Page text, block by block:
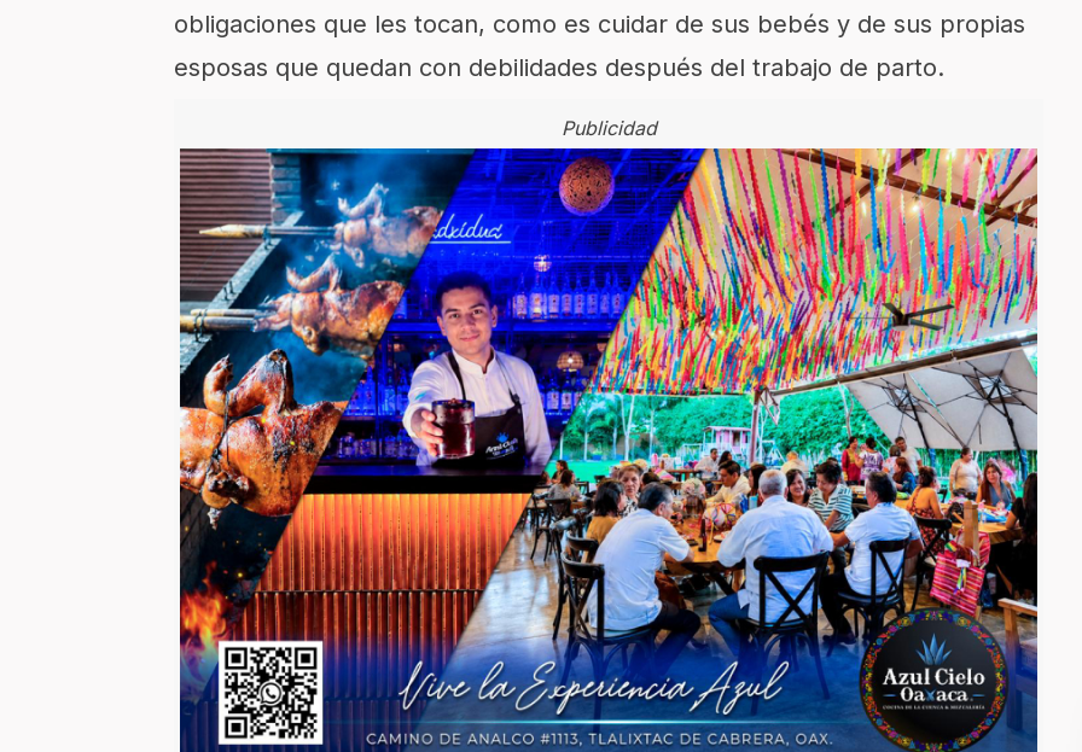
obligaciones que les tocan, como es cuidar de sus bebés y de sus propias
esposas que quedan con debilidades después del trabajo de parto.
Publicidad